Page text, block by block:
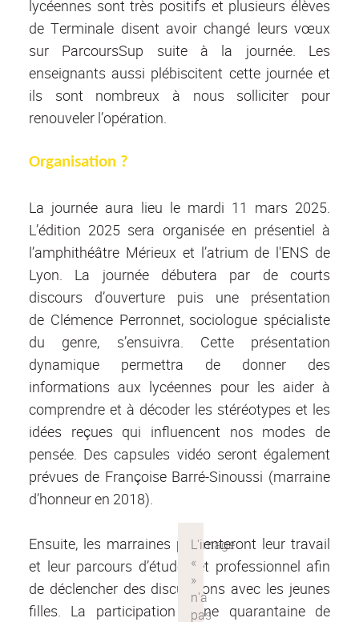
lycéennes sont très positifs et plusieurs élèves
de Terminale disent avoir changé leurs vœux
sur ParcoursSup suite à la journée. Les
enseignants aussi plébiscitent cette journée et
ils sont nombreux à nous solliciter pour
renouveler l’opération.
Organisation ?
La journée aura lieu le mardi 11 mars 2025.
L’édition 2025 sera organisée en présentiel à
l’amphithéâtre Mérieux et l’atrium de l'ENS de
Lyon. La journée débutera par de courts
discours d’ouverture puis une présentation
de Clémence Perronnet, sociologue spécialiste
du genre, s’ensuivra. Cette présentation
dynamique permettra de donner des
informations aux lycéennes pour les aider à
comprendre et à décoder les stéréotypes et les
idées reçues qui influencent nos modes de
pensée. Des capsules vidéo seront également
prévues de Françoise Barré-Sinoussi (marraine
d’honneur en 2018).
Ensuite, les marraines présenteront leur travail
et leur parcours d’études et professionnel afin
de déclencher des discussions avec les jeunes
filles. La participation d’une quarantaine de